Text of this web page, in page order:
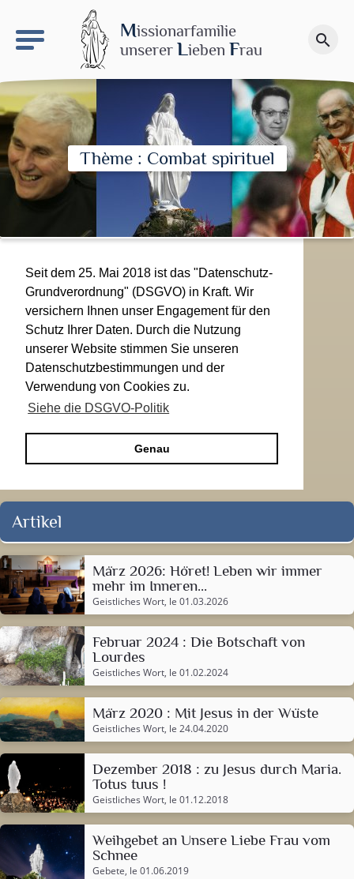
Missionarfamilie
unserer Lieben Frau search
Le site NDN
Spenden
Thème : Combat spirituel
Seit dem 25. Mai 2018 ist das "Datenschutz-
Grundverordnung" (DSGVO) in Kraft. Wir
versichern Ihnen unser Engagement für den
Schutz Ihrer Daten. Durch die Nutzung
unserer Website stimmen Sie unseren
Datenschutzbestimmungen und der
Verwendung von Cookies zu.
Siehe die DSGVO-Politik
Genau
Artikel
März 2026: Höret! Leben wir immer
mehr im Inneren...
Geistliches Wort, le 01.03.2026
Februar 2024 : Die Botschaft von
Lourdes
Geistliches Wort, le 01.02.2024
März 2020 : Mit Jesus in der Wüste
Geistliches Wort, le 24.04.2020
Dezember 2018 : zu Jesus durch Maria.
Totus tuus !
Geistliches Wort, le 01.12.2018
Weihgebet an Unsere Liebe Frau vom
Schnee
Gebete, le 01.06.2019